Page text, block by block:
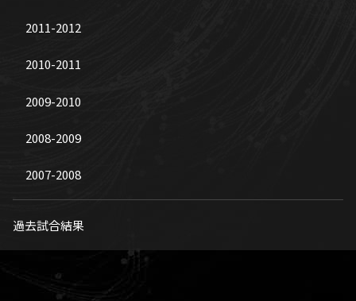
2011-2012
2010-2011
2009-2010
2008-2009
2007-2008
過去試合結果